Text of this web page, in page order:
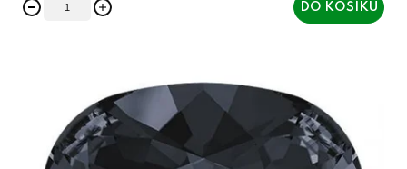
DO KOŠÍKU